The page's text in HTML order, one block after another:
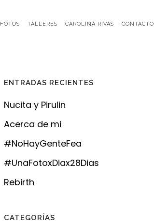
FOTOS TALLERES CAROLINA RIVAS CONTACTO
ENTRADAS RECIENTES
Nucita y Pirulin
Acerca de mi
#NoHayGenteFea
#UnaFotoxDiax28Dias
Rebirth
CATEGORÍAS